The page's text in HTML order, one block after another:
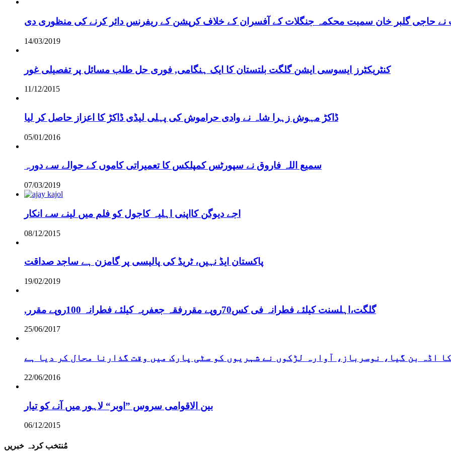
نے حاجی گلبر خان سمیت محکمہ جنگلات کے آفسران کے خلاف کرپشن کے ریفرنس دائر کرنے کی منظوری دی
14/03/2019
کنٹریکٹرز ایسوسی ایشن گلگت بلتستان کا ایک ہنگامی, فوری حل طلب مسائل پر تفصیلی غور
11/12/2015
ڈاکڑ مہوش زہرا شاہ نے وادی حراموش کی پہلی لیڈی ڈاکڑ کا اعزاز حاصل کر لیا
05/01/2016
سمیع اللہ فاروق نے سپورٹس کمپلکس کا تعمیراتی کاموں کے حوالے سے دورہ
07/03/2019
اجے دیوگن کااپنی اہلیہ کاجول کو فلم میں لینے سے انکار
08/12/2015
پاکستان ایڈ نہیں، ٹریڈ کی پالیسی پر گامزن ہے ساجد صداقت
19/02/2019
,گلگت،اہلسنت کیلئے فطرانہ فی کس70روپے مقررفقہ جعفریہ کیلئے فطرانہ 100روپے مقرر
25/06/2017
اڈہ بن گیا، نوسرباز، آوارہ لڑکوں نے شہریوں کو سٹی پارک میں وقت گذارنا محال کر دیا ہے
22/06/2016
بین الاقوامی سروس ”اوبر“ لاہور میں آنے کو تیار
06/12/2015
مُنتخب کردہ خبریں